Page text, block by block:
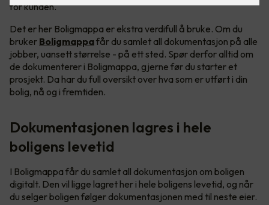
for kunden.
Det er her Boligmappa er ekstra verdifull å bruke. Om du
bruker Boligmappafår du samlet all dokumentasjon på alle
jobber, uansett størrelse - på ett sted. Spør derfor alltid om
de dokumenterer i Boligmappa, gjerne før du starter et
prosjekt. Da har du full oversikt over hva som er utført i din
bolig, nå og i fremtiden.
Dokumentasjonen lagres i hele
boligens levetid
I Boligmappa får du samlet all dokumentasjon om boligen
digitalt. Den vil ligge lagret her i hele boligens levetid, og når
du selger boligen følger dokumentasjonen med til neste eier.